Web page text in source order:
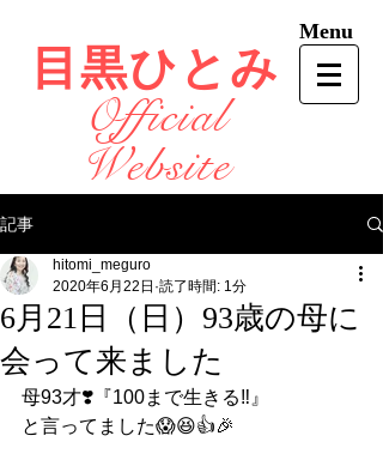
Menu
目黒ひとみ
Official
Website
記事
6月21日（日）93歳の母に
会って来ました
hitomi_meguro
2020年6月22日 読了時間: 1分
母93才❣️『100まで生きる‼️』
と言ってました😱😆👍🎉